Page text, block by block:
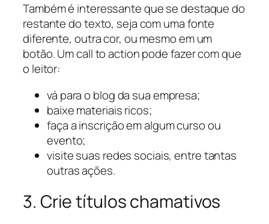
Também é interessante que se destaque do
restante do texto, seja com uma fonte
diferente, outra cor, ou mesmo em um
botão. Um call to action pode fazer com que
o leitor:
vá para o blog da sua empresa;
baixe materiais ricos;
faça a inscrição em algum curso ou
evento;
visite suas redes sociais, entre tantas
outras ações.
3. Crie títulos chamativos